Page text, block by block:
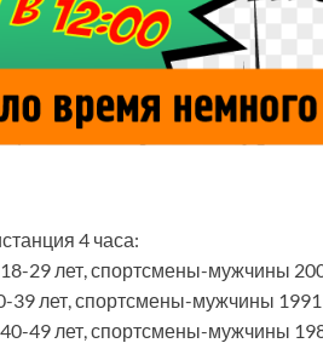
4 часа:
29 лет, спортсмены-мужчины
лет, спортсмены-мужчины 1991
49 лет, спортсмены-мужчины